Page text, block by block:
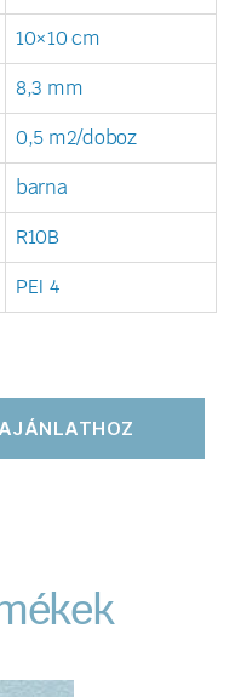
10×10 cm
8,3 mm
0,5 m2/doboz
barna
R10B
PEI 4